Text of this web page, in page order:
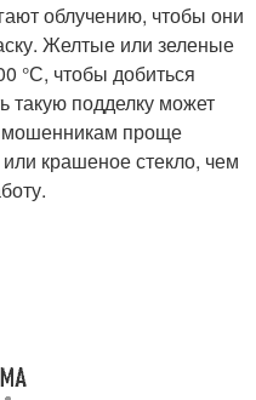
облучению, чтобы они
Желтые или зеленые
°С, чтобы добиться
такую подделку может
мошенникам проще
крашеное стекло, чем